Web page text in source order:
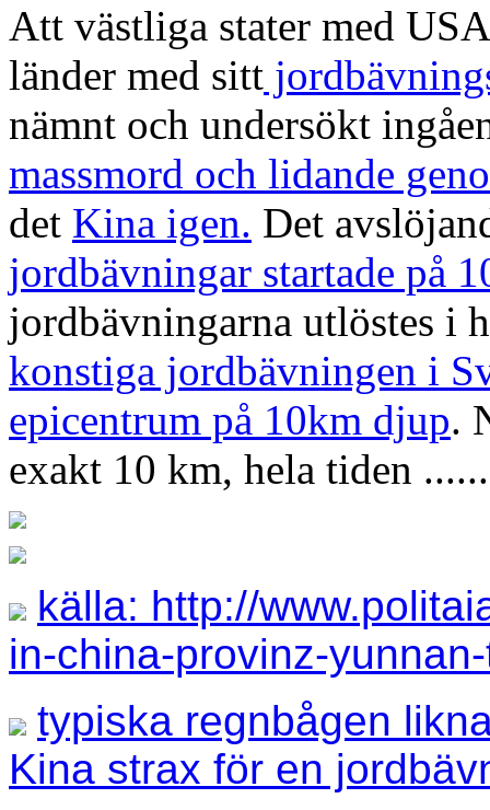
Att västliga stater med
länder med sitt
nämnt och undersökt
massmord och lidande
det Kina igen. Det
jordbävningar startade på
jordbävningarna utlöstes i
konstiga jordbävningen i
epicentrum på 10km djup.
exakt 10 km, hela tiden
källa: http://
in-china-provinz-
typiska regnbågen
Kina strax för en